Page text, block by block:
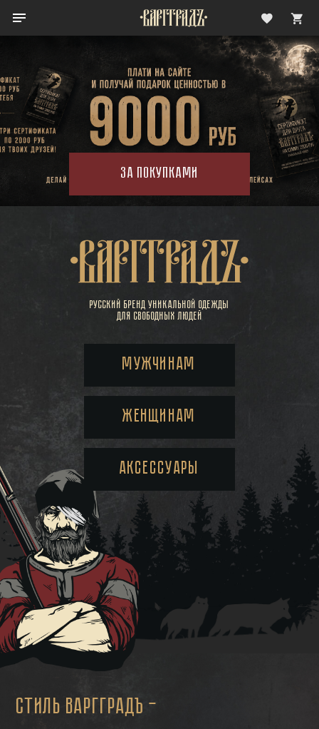
За покупками
Русский бренд уникальной одежды
для свободных людей
МУЖЧИНАМ
ЖЕНЩИНАМ
АКСЕССУАРЫ
СТИЛЬ ВАРГГРАДЪ —